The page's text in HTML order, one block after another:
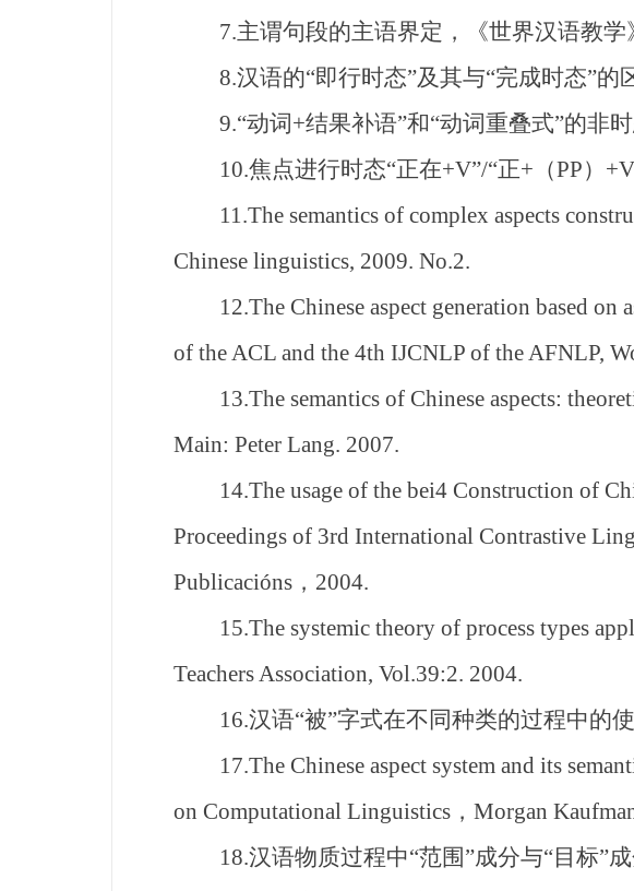
7.主谓句段的主语界定，《世界汉语教学
8.汉语的“即行时态”及其与“完成时态”的
9.“动词+结果补语”和“动词重叠式”的非时
10.焦点进行时态“正在+V”/“正+（PP）
11.The semantics of complex aspects
Chinese linguistics, 2009. No.2.
12.The Chinese aspect generation based on
of the ACL and the 4th IJCNLP of the AFNLP,
13.The semantics of Chinese aspects:
Main: Peter Lang. 2007.
14.The usage of the bei4 Construction of
Proceedings of 3rd International Contrastive
Publicacións，2004.
15.The systemic theory of process types
Teachers Association, Vol.39:2. 2004.
16.汉语“被”字式在不同种类的过程中的使
17.The Chinese aspect system and its
on Computational Linguistics，Morgan
18.汉语物质过程中“范围”成分与“目标”成